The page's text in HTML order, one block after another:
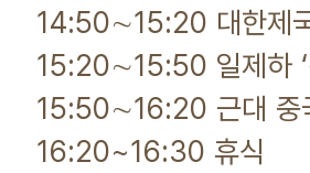
14:50∼15:20 대한제
15:20∼15:50 일제하 ‘
15:50∼16:20 근대 중
16:20~16:30 휴식